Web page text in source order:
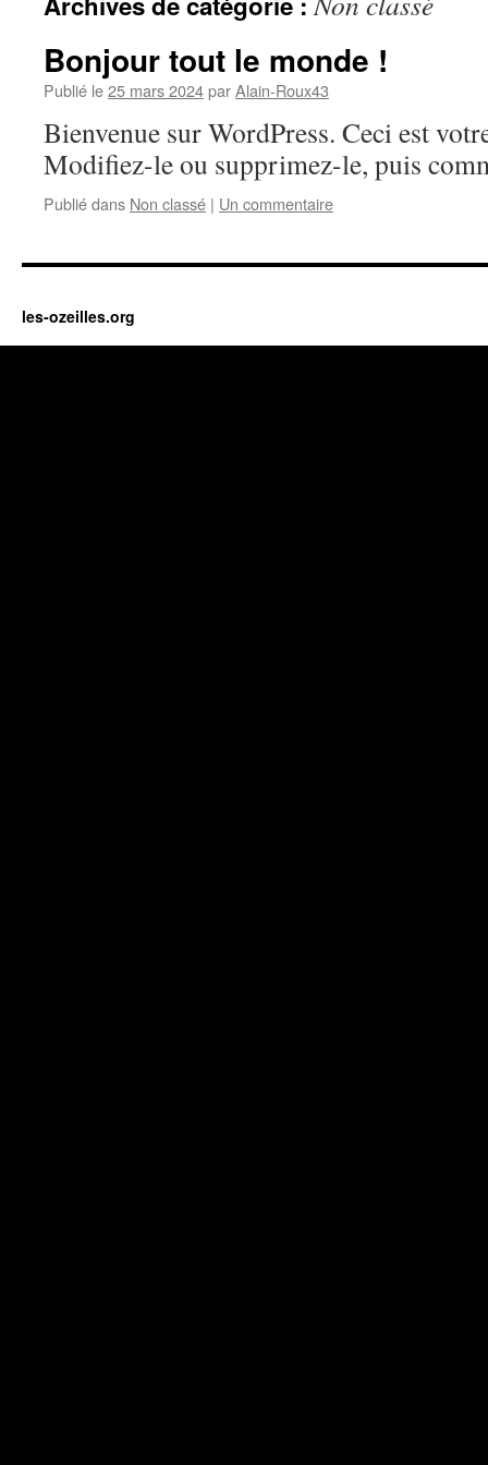
Bonjour tout le monde !
Publié le25 mars 2024parAlain-Roux43
Bienvenue sur WordPress. Ceci est
Modifiez-le ou supprimez-le, puis
Publié dans Non classé | Un commentaire
les-ozeilles.org